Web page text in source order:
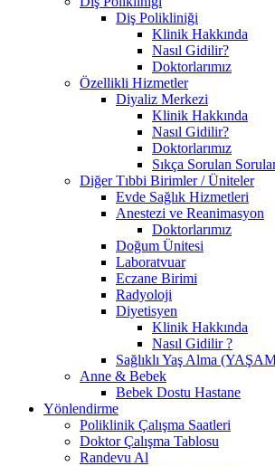
Diş Polikliniği
Klinik Hakkında
Nasıl Gidilir?
Doktorlarımız
Özellikli Hizmetler
Diyaliz Merkezi
Klinik Hakkında
Nasıl Gidilir?
Doktorlarımız
Sıkça Sorulan
Diğer Tıbbi Birimler / Üniteler
Evde Sağlık Hizmetleri
Anestezi ve Reanimasyon
Doktorlarımız
Doğum Ünitesi
Laboratvuar
Eczane Birimi
Radyoloji
Diyetisyen
Klinik Hakkında
Nasıl Gidilir ?
Sağlıklı Yaş Alma
Anne & Bebek
Bebek Dostu Hastane
Yönlendirme
Poliklinik Çalışma Saatleri
Doktor Çalışma Tablosu
Randevu Al